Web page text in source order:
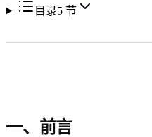
目录5节
一、前言